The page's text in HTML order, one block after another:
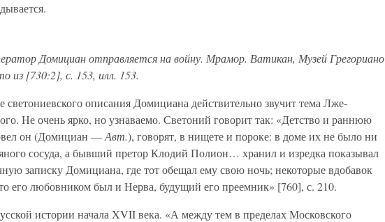
Домициан отправляется на войну. Мрамор. Ватикан, Музей Грегориано
из [730:2], с. 153, илл. 153.
светониевского описания Домициана действительно звучит тема Лже-
Не очень ярко, но узнаваемо. Светоний говорит так: «Детство и раннюю
он (Домициан —Авт.), говорят, в нищете и пороке: в доме их не было ни
сосуда, а бывший претор Клодий Полион… хранил и изредка показывал
записку Домициана, где тот обещал ему свою ночь; некоторые вдобавок
его любовником был и Нерва, будущий его преемник» [760], с. 210.
истории начала XVII века. «А между тем в пределах Московского